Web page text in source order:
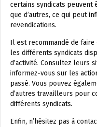
certains syndicats
que d’autres, ce qui peut
revendications.
Il est recommandé de
les différents syndicats
d’activité. Consultez leurs
informez-vous sur les
passé. Vous pouvez
d’autres travailleurs pour
différents syndicats.
Enfin, n’hésitez pas à